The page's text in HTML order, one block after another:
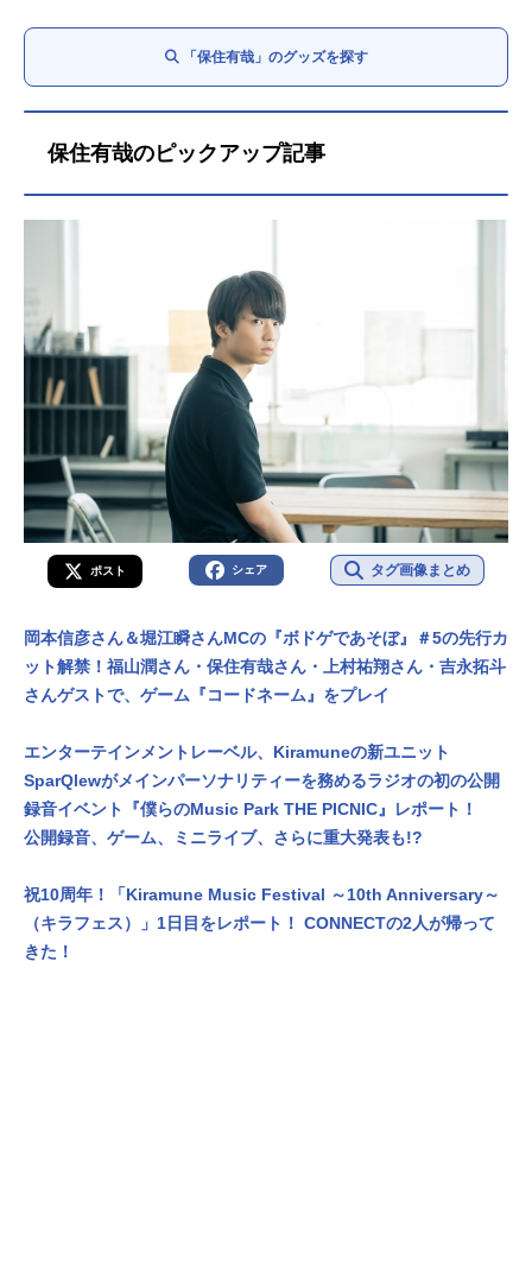
「保住有哉」のグッズを探す
保住有哉のピックアップ記事
ポスト シェア タグ画像まとめ
岡本信彦さん＆堀江瞬さんMCの『ボドゲであそぼ』＃5の先行カ
ット解禁！福山潤さん・保住有哉さん・上村祐翔さん・吉永拓斗
さんゲストで、ゲーム『コードネーム』をプレイ
エンターテインメントレーベル、Kiramuneの新ユニット
SparQlewがメインパーソナリティーを務めるラジオの初の公開
録音イベント『僕らのMusic Park THE PICNIC』レポート！
公開録音、ゲーム、ミニライブ、さらに重大発表も!?
祝10周年！「Kiramune Music Festival ～10th Anniversary～
（キラフェス）」1日目をレポート！ CONNECTの2人が帰って
きた！